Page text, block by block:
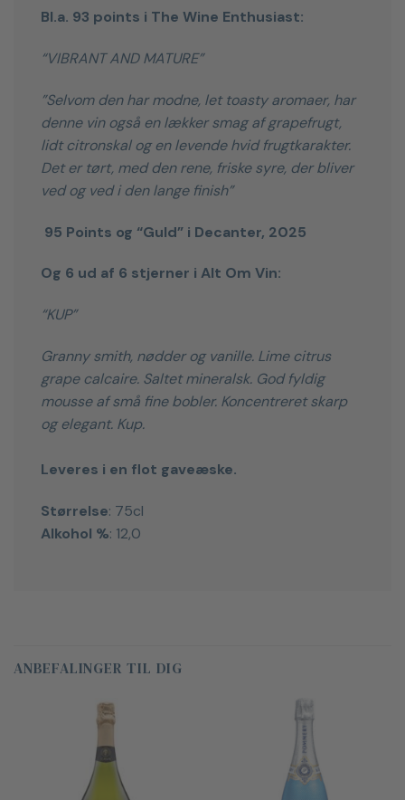
Bl.a. 93 points i The Wine Enthusiast:
“VIBRANT AND MATURE”
”Selvom den har modne, let toasty aromaer, har
denne vin også en lækker smag af grapefrugt,
lidt citronskal og en levende hvid frugtkarakter.
Det er tørt, med den rene, friske syre, der bliver
ved og ved i den lange finish”
95 Points og “Guld” i Decanter, 2025
Og 6 ud af 6 stjerner i Alt Om Vin:
“KUP”
Granny smith, nødder og vanille. Lime citrus
grape calcaire. Saltet mineralsk. God fyldig
mousse af små fine bobler. Koncentreret skarp
og elegant. Kup.
Leveres i en flot gaveæske.
Størrelse: 75cl
Alkohol %: 12,0
ANBEFALINGER TIL DIG